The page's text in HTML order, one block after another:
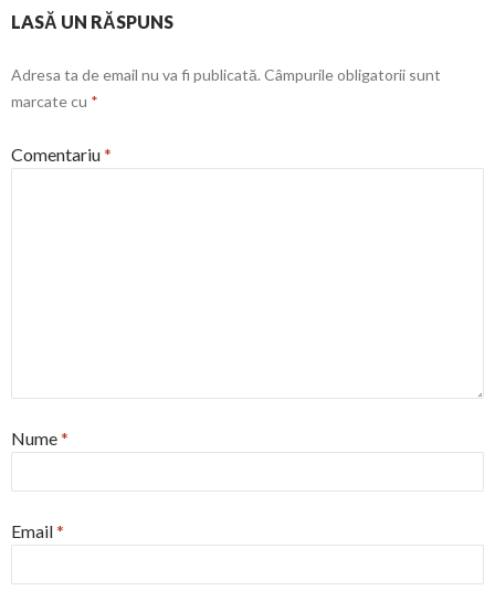
LASĂ UN RĂSPUNS
Adresa ta de email nu va fi publicată. Câmpurile obligatorii sunt
marcate cu *
Comentariu*
Nume*
Email*